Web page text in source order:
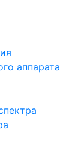
аппарата